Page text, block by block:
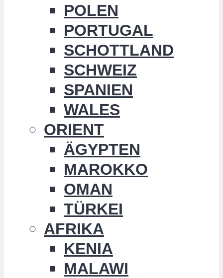
POLEN
PORTUGAL
SCHOTTLAND
SCHWEIZ
SPANIEN
WALES
ORIENT
ÄGYPTEN
MAROKKO
OMAN
TÜRKEI
AFRIKA
KENIA
MALAWI